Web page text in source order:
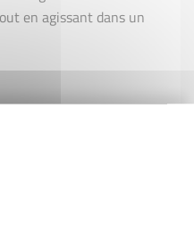
en agissant dans un